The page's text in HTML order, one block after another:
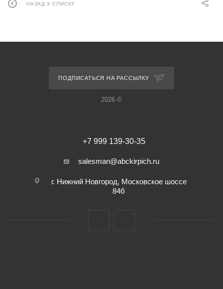
НАЗАД К СПИСКУ
ПОДПИСАТЬСЯ НА РАССЫЛКУ
2026 ©
+7 999 139-30-35
salesman@abckirpich.ru
г. Нижний Новгород, Московское шоссе
84б